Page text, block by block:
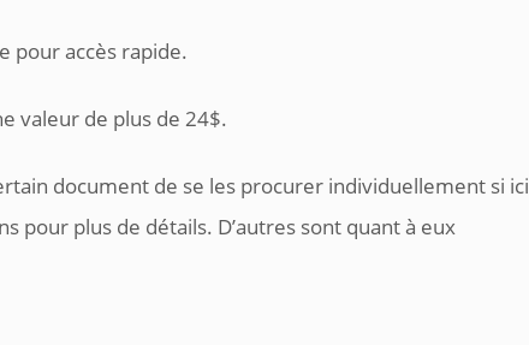
pour accès rapide.
valeur de plus de 24$.
document de se les procurer individuellement si ici
pour plus de détails. D’autres sont quant à eux